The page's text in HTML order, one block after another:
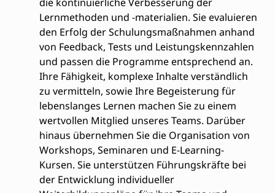
Lernmethoden und -materialien. Sie evaluieren
den Erfolg der Schulungsmaßnahmen anhand
von Feedback, Tests und Leistungskennzahlen
und passen die Programme entsprechend an.
Ihre Fähigkeit, komplexe Inhalte verständlich
zu vermitteln, sowie Ihre Begeisterung für
lebenslanges Lernen machen Sie zu einem
wertvollen Mitglied unseres Teams. Darüber
hinaus übernehmen Sie die Organisation von
Workshops, Seminaren und E-Learning-
Kursen. Sie unterstützen Führungskräfte bei
der Entwicklung individueller